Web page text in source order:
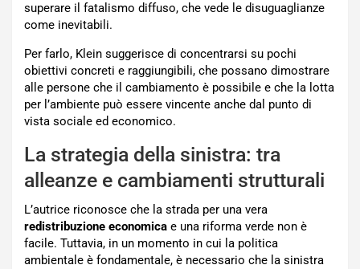
superare il fatalismo diffuso, che vede le disuguaglianze
come inevitabili.
Per farlo, Klein suggerisce di concentrarsi su pochi
obiettivi concreti e raggiungibili, che possano dimostrare
alle persone che il cambiamento è possibile e che la lotta
per l’ambiente può essere vincente anche dal punto di
vista sociale ed economico.
La strategia della sinistra: tra
alleanze e cambiamenti strutturali
L’autrice riconosce che la strada per una vera
redistribuzione economica e una riforma verde non è
facile. Tuttavia, in un momento in cui la politica
ambientale è fondamentale, è necessario che la sinistra